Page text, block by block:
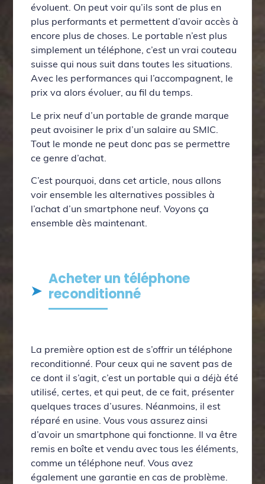
évoluent. On peut voir qu’ils sont de plus en
plus performants et permettent d’avoir accès à
encore plus de choses. Le portable n’est plus
simplement un téléphone, c’est un vrai couteau
suisse qui nous suit dans toutes les situations.
Avec les performances qui l’accompagnent, le
prix va alors évoluer, au fil du temps.
Le prix neuf d’un portable de grande marque
peut avoisiner le prix d’un salaire au SMIC.
Tout le monde ne peut donc pas se permettre
ce genre d’achat.
C’est pourquoi, dans cet article, nous allons
voir ensemble les alternatives possibles à
l’achat d’un smartphone neuf. Voyons ça
ensemble dès maintenant.
Acheter un téléphone
reconditionné
La première option est de s’offrir un téléphone
reconditionné. Pour ceux qui ne savent pas de
ce dont il s’agit, c’est un portable qui a déjà été
utilisé, certes, et qui peut, de ce fait, présenter
quelques traces d’usures. Néanmoins, il est
réparé en usine. Vous vous assurez ainsi
d’avoir un smartphone qui fonctionne. Il va être
remis en boîte et vendu avec tous les éléments,
comme un téléphone neuf. Vous avez
également une garantie en cas de problème.